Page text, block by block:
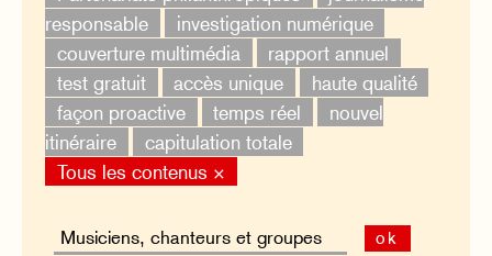
responsable
investigation numérique
couverture multimédia
rapport annuel
test gratuit
accès unique
haute qualité
façon proactive
temps réel
nouvel
itinéraire
capitulation totale
Tous les contenus ×
ok